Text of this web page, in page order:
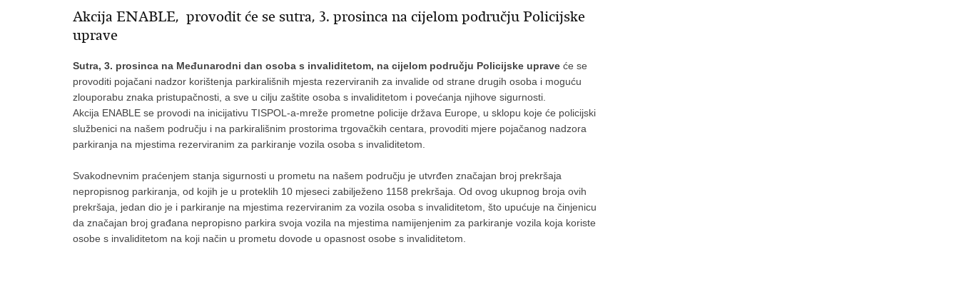
Akcija ENABLE, provodit će se sutra, 3. prosinca na cijelom području Policijske
uprave
Sutra, 3. prosinca na Međunarodni dan osoba s invaliditetom, na cijelom području Policijske uprave će se
provoditi pojačani nadzor korištenja parkirališnih mjesta rezerviranih za invalide od strane drugih osoba i moguću
zlouporabu znaka pristupačnosti, a sve u cilju zaštite osoba s invaliditetom i povećanja njihove sigurnosti.
Akcija ENABLE se provodi na inicijativu TISPOL-a-mreže prometne policije država Europe, u sklopu koje će policijski
službenici na našem području i na parkirališnim prostorima trgovačkih centara, provoditi mjere pojačanog nadzora
parkiranja na mjestima rezerviranim za parkiranje vozila osoba s invaliditetom.
Svakodnevnim praćenjem stanja sigurnosti u prometu na našem području je utvrđen značajan broj prekršaja
nepropisnog parkiranja, od kojih je u proteklih 10 mjeseci zabilježeno 1158 prekršaja. Od ovog ukupnog broja ovih
prekršaja, jedan dio je i parkiranje na mjestima rezerviranim za vozila osoba s invaliditetom, što upućuje na činjenicu
da značajan broj građana nepropisno parkira svoja vozila na mjestima namijenjenim za parkiranje vozila koja koriste
osobe s invaliditetom na koji način u prometu dovode u opasnost osobe s invaliditetom.